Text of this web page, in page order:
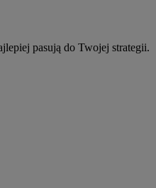
pasują do Twojej strategii.